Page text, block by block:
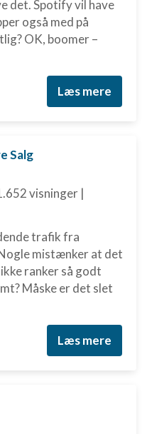
det. Spotify vil have
også med på
OK, boomer –
Læs mere
Salg
visninger |
trafik fra
mistænker at det
ranker så godt
Måske er det slet
Læs mere